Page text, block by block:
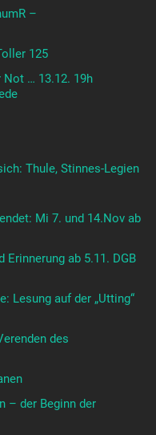
–
125
… 13.12. 19h
Thule, Stinnes-Legien
Mi 7. und 14.Nov ab
ab 5.11. DGB
Lesung auf der „Utting“
des
– der Beginn der